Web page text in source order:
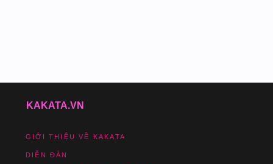
KAKATA.VN
GIỚI THIỆU VỀ KAKATA
DIỄN ĐÀN